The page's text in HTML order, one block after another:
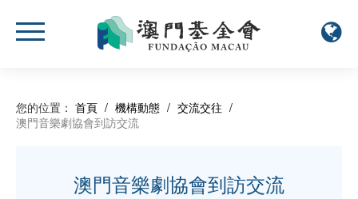
您的位置： 首頁 / 機構動態 / 交流交往 /
澳門音樂劇協會到訪交流
澳門音樂劇協會到訪交流